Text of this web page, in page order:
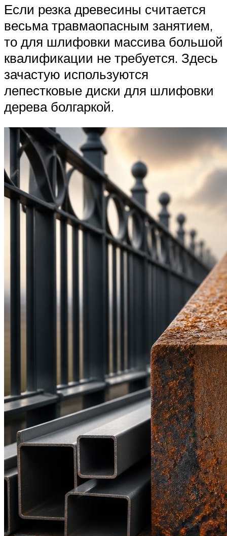
Если резка древесины считается
весьма травмаопасным занятием,
то для шлифовки массива большой
квалификации не требуется. Здесь
зачастую используются
лепестковые диски для шлифовки
дерева болгаркой.